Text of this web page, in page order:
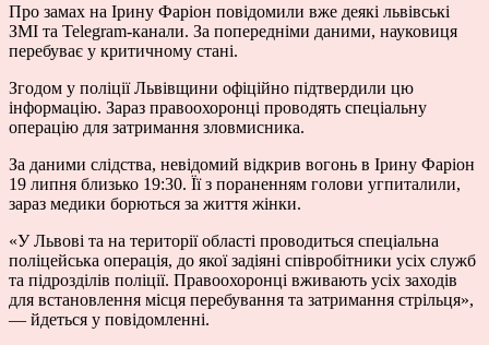
Про замах на Ірину Фаріон повідомили вже деякі львівські
ЗМІ та Telegram-канали. За попередніми даними, науковиця
перебуває у критичному стані.
Згодом у поліції Львівщини офіційно підтвердили цю
інформацію. Зараз правоохоронці проводять спеціальну
операцію для затримання зловмисника.
За даними слідства, невідомий відкрив вогонь в Ірину Фаріон
19 липня близько 19:30. Її з пораненням голови угпиталили,
зараз медики борються за життя жінки.
«У Львові та на території області проводиться спеціальна
поліцейська операція, до якої задіяні співробітники усіх служб
та підрозділів поліції. Правоохоронці вживають усіх заходів
для встановлення місця перебування та затримання стрільця»,
— йдеться у повідомленні.